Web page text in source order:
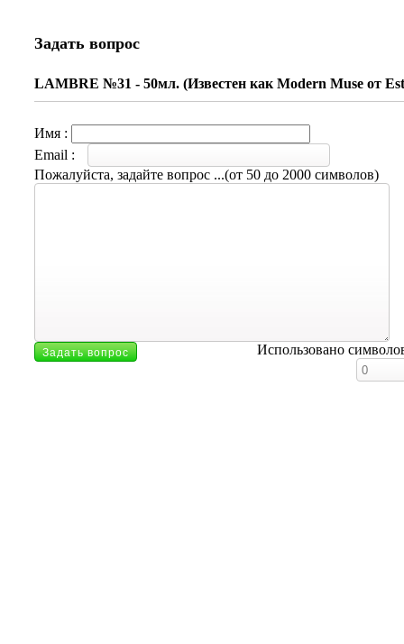
Задать вопрос
LAMBRE №31 - 50мл. (Известен как Modern Muse от
Имя :
Email :
Пожалуйста, задайте вопрос ...(от 50 до 2000 символов)
Использовано